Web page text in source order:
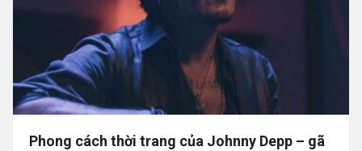
Phong cách thời trang của Johnny Depp – gã